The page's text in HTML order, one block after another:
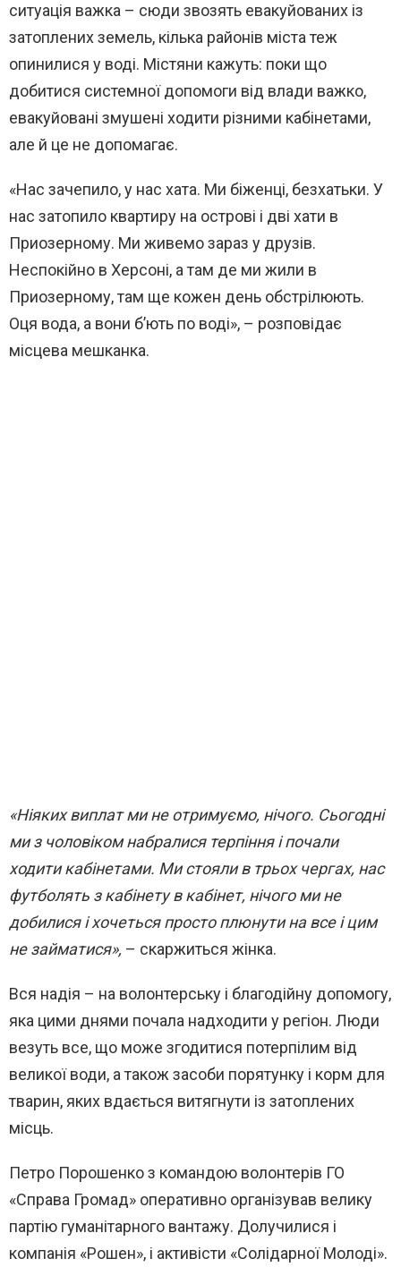
ситуація важка – сюди звозять евакуйованих із
затоплених земель, кілька районів міста теж
опинилися у воді. Містяни кажуть: поки що
добитися системної допомоги від влади важко,
евакуйовані змушені ходити різними кабінетами,
але й це не допомагає.
«Нас зачепило, у нас хата. Ми біженці, безхатьки. У
нас затопило квартиру на острові і дві хати в
Приозерному. Ми живемо зараз у друзів.
Неспокійно в Херсоні, а там де ми жили в
Приозерному, там ще кожен день обстрілюють.
Оця вода, а вони б’ють по воді», – розповідає
місцева мешканка.
«Ніяких виплат ми не отримуємо, нічого. Сьогодні
ми з чоловіком набралися терпіння і почали
ходити кабінетами. Ми стояли в трьох чергах, нас
футболять з кабінету в кабінет, нічого ми не
добилися і хочеться просто плюнути на все і цим
не займатися», – скаржиться жінка.
Вся надія – на волонтерську і благодійну допомогу,
яка цими днями почала надходити у регіон. Люди
везуть все, що може згодитися потерпілим від
великої води, а також засоби порятунку і корм для
тварин, яких вдається витягнути із затоплених
місць.
Петро Порошенко з командою волонтерів ГО
«Справа Громад» оперативно організував велику
партію гуманітарного вантажу. Долучилися і
компанія «Рошен», і активісти «Солідарної Молоді».